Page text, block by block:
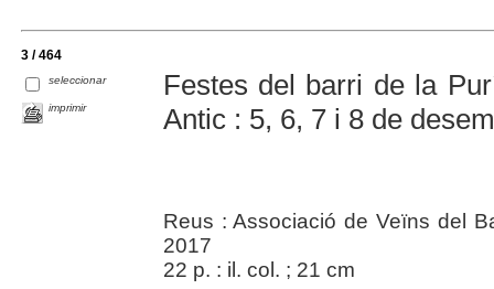
3 / 464
seleccionar
imprimir
Festes del barri de la
Antic : 5, 6, 7 i 8 de
Reus : Associació de Veïns del
2017
22 p. : il. col. ; 21 cm